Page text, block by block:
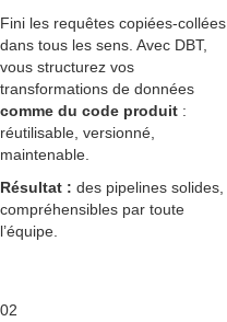
Fini les requêtes copiées-collées
dans tous les sens. Avec DBT,
vous structurez vos
transformations de données
comme du code produit :
réutilisable, versionné,
maintenable.
Résultat : des pipelines solides,
compréhensibles par toute
l’équipe.
02